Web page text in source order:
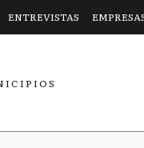
ENTREVISTAS